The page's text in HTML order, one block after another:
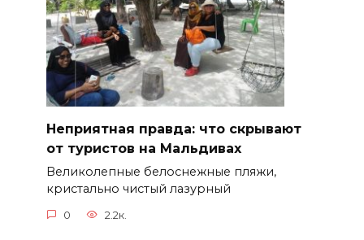
Неприятная правда: что скрывают
от туристов на Мальдивах
Великолепные белоснежные пляжи,
кристально чистый лазурный
0 2.2к.